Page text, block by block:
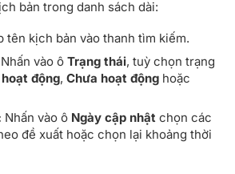
bản trong danh sách dài:
tên kịch bản vào thanh tìm kiếm.
Nhấn vào ô Trạng thái, tuỳ chọn trạng
động, Chưa hoạt động hoặc
Nhấn vào ô Ngày cập nhật chọn các
đề xuất hoặc chọn lại khoảng thời